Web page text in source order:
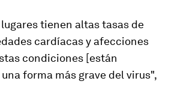
tienen altas tasas de
cardíacas y afecciones
condiciones [están
forma más grave del virus",